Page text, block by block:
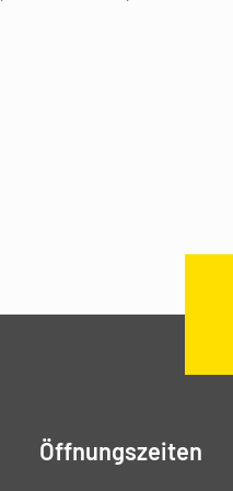
Öffnungszeiten